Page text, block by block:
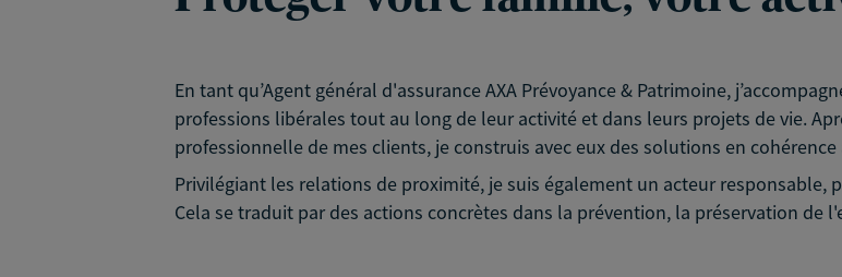
En tant qu’Agent général d'assurance AXA Prévoyance & Patrimoine,
professions libérales tout au long de leur activité et dans leurs projets de vie.
professionnelle de mes clients, je construis avec eux des solutions en
Privilégiant les relations de proximité, je suis également un acteur responsable,
Cela se traduit par des actions concrètes dans la prévention, la préservation